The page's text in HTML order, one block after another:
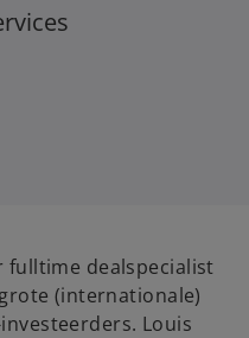
fulltime dealspecialist
(internationale)
Louis